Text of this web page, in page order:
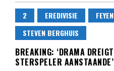
2 EREDIVISIE
STEVEN BERGHUIS
BREAKING: ‘DRAMA
STERSPELER AANSTAANDE’